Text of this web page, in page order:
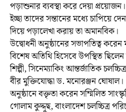
পড়াশুনার ব্যবস্থা করে দেয়া প্রয়োজন।
ইচ্ছা তাদের সন্তানের মধ্যে চাপিয়ে
দিয়ে পড়ালেখা করায় তা অমানবিক।
উদ্বোধনী অনুষ্ঠানের সভাপতিত্ব
বিশেষ অতিথি হিসেবে উপস্থিত ছিলেন
শিল্পী, সিনেম্যাকিং আন্তর্জাতিক
বীর মুক্তিযোদ্ধা ড. মনোরঞ্জন ঘোষাল।
অনুষ্ঠানে বক্তৃতা করেন সম্মিলিত
গোলাম কুদ্দুছ, বাংলাদেশ চলচ্চিত্র